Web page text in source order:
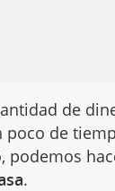
de
poco de
podemos
.